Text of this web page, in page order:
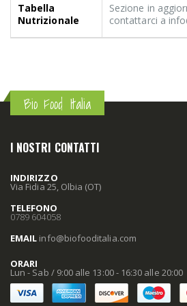
Tabella
Nutrizionale
Sezione in
contattarci a
Bio Food Italia
I NOSTRI CONTATTI
INDIRIZZO
Via Fidia 25, Olbia (OT)
TELEFONO
0789 604058
EMAIL info@biofooditalia.com
ORARI
Lun - Sab / 9:00 alle 13:00 - 16:30 alle 20:00